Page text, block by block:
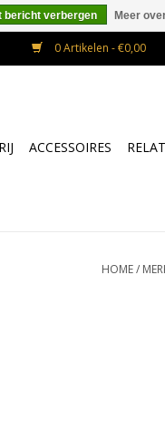
0 Artikelen - €0,00
ACCESSOIRES
HOME/
bericht verbergen Meer